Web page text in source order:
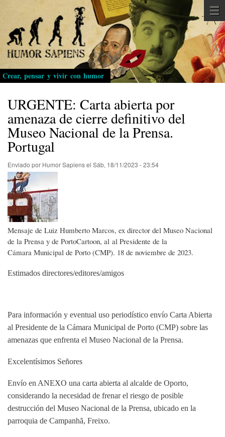
Pasar
al
contenido
principal
Crear, pensar y vivir con humor
URGENTE: Carta abierta por
amenaza de cierre definitivo del
Museo Nacional de la Prensa.
Portugal
Enviado por Humor Sapiensel Sáb, 18/11/2023 - 23:54
Mensaje de Luiz Humberto Marcos, ex director del Museo Nacional
de la Prensa y de PortoCartoon, al al Presidente de la
Cámara Municipal de Porto (CMP). 18 de noviembre de 2023.
Estimados directores/editores/amigos
Para información y eventual uso periodístico envío Carta Abierta
al Presidente de la Cámara Municipal de Porto (CMP) sobre las
amenazas que enfrenta el Museo Nacional de la Prensa.
Excelentísimos Señores
Envío en ANEXO una carta abierta al alcalde de Oporto,
considerando la necesidad de frenar el riesgo de posible
destrucción del Museo Nacional de la Prensa, ubicado en la
parroquia de Campanhã, Freixo.